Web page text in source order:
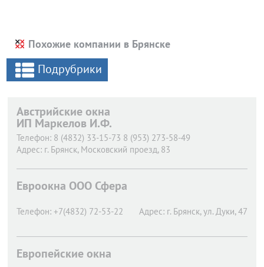
Похожие компании в Брянске
Подрубрики
Австрийские окна
ИП Маркелов И.Ф.
Телефон: 8 (4832) 33-15-73 8 (953) 273-58-49
Адрес: г. Брянск, Московский проезд, 83
Евроокна ООО Сфера
Телефон: +7(4832) 72-53-22 Адрес: г. Брянск, ул. Дуки, 47
Европейские окна